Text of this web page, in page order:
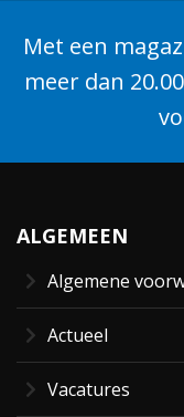
Met een
meer dan
ALGEMEEN
Algemene
Actueel
Vacatures